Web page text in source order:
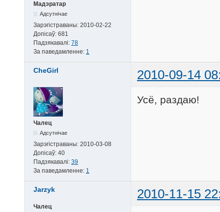
Мадэратар
Адсутнічае
Зарэгістраваны: 2010-02-22
Допісаў: 681
Падзякавалі: 78
За паведамленне: 1
CheGirl 2010-09-14
Чалец
Адсутнічае
Зарэгістраваны: 2010-03-08
Допісаў: 40
Падзякавалі: 39
За паведамленне: 1
Усё, раздаю!
Jarzyk 2010-11-15
Чалец